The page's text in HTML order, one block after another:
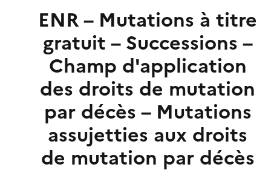
ENR – Mutations à titre
gratuit – Successions –
Champ d'application
des droits de mutation
par décès – Mutations
assujetties aux droits
de mutation par décès